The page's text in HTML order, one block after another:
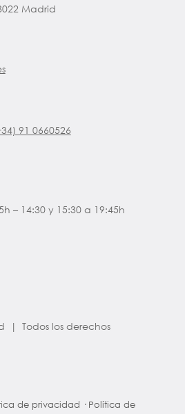
Madrid
91 0660526
– 14:30 y 15:30 a 19:45h
| Todos los derechos
de privacidad · Política de